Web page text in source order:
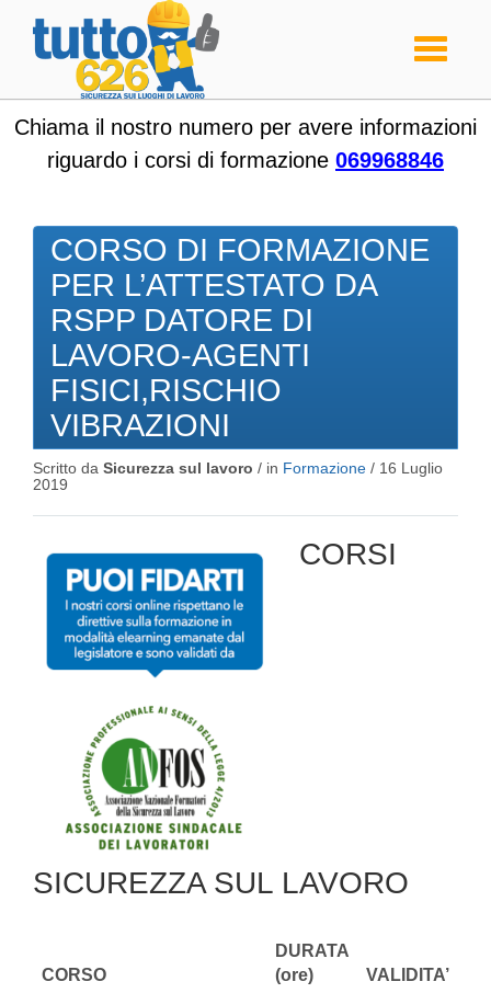
Toggle
Chiama il nostro numero per avere informazioni
riguardo i corsi di formazione 069968846
CORSO DI FORMAZIONE
PER L’ATTESTATO DA
RSPP DATORE DI
LAVORO-AGENTI
FISICI,RISCHIO
VIBRAZIONI
Scritto da Sicurezza sul lavoro / in Formazione / 16 Luglio
2019
CORSI
SICUREZZA SUL LAVORO
CORSO
DURATA
(ore)
VALIDITA’